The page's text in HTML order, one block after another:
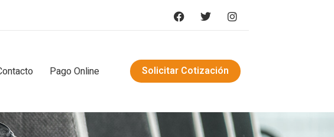
Pago Online Solicitar Cotización